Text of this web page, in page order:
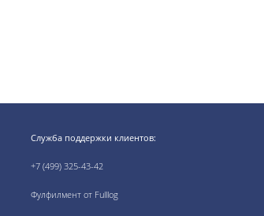
Служба поддержки клиентов:
+7 (499) 325-43-42
Фулфилмент от Fulllog